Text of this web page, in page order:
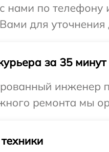
нами по телефону
для
за 35 минут
инженер
ремонта мы